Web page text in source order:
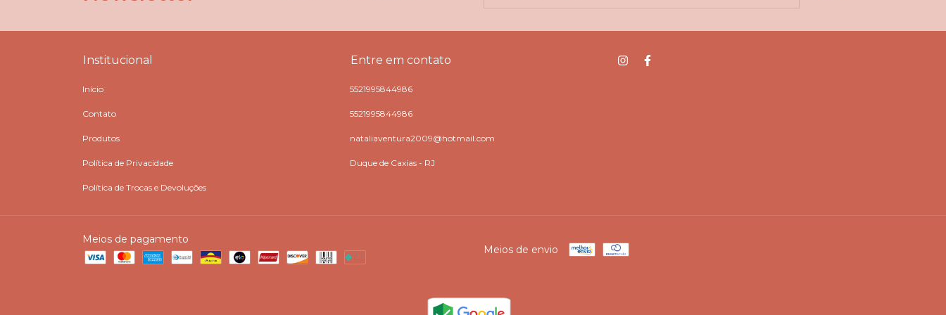
Institucional
Início
Contato
Produtos
Política de Privacidade
Política de Trocas e Devoluções
Entre em contato
5521995844986
5521995844986
nataliaventura2009@hotmail.com
Duque de Caxias - RJ
Meios de pagamento
Meios de envio